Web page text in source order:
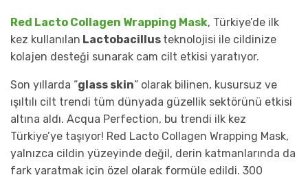
Red Lacto Collagen Wrapping Mask, Türkiye’de ilk
kez kullanılan Lactobacillus teknolojisi ile cildinize
kolajen desteği sunarak cam cilt etkisi yaratıyor.
Son yıllarda “glass skin” olarak bilinen, kusursuz ve
ışıltılı cilt trendi tüm dünyada güzellik sektörünü etkisi
altına aldı. Acqua Perfection, bu trendi ilk kez
Türkiye’ye taşıyor! Red Lacto Collagen Wrapping Mask,
yalnızca cildin yüzeyinde değil, derin katmanlarında da
fark yaratmak için özel olarak formüle edildi. 300